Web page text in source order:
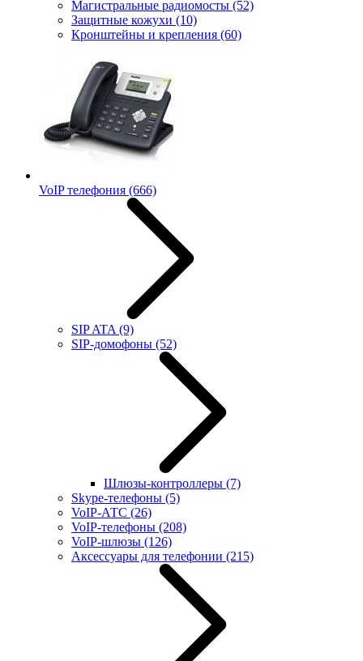
Магистральные радиомосты (52)
Защитные кожухи (10)
Кронштейны и крепления (60)
VoIP телефония (666)
SIP ATA (9)
SIP-домофоны (52)
Шлюзы-контроллеры (7)
Skype-телефоны (5)
VoIP-АТС (26)
VoIP-телефоны (208)
VoIP-шлюзы (126)
Аксессуары для телефонии (215)